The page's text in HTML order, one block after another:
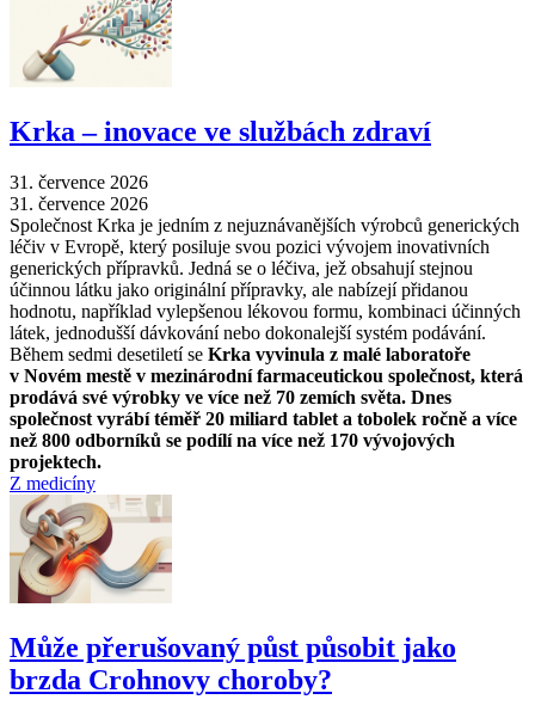
Krka –⁠ inovace ve službách zdraví
31. července 2026
31. července 2026
Společnost Krka je jedním z nejuznávanějších výrobců generických
léčiv v Evropě, který posiluje svou pozici vývojem inovativních
generických přípravků. Jedná se o léčiva, jež obsahují stejnou
účinnou látku jako originální přípravky, ale nabízejí přidanou
hodnotu, například vylepšenou lékovou formu, kombinaci účinných
látek, jednodušší dávkování nebo dokonalejší systém podávání.
Během sedmi desetiletí se Krka vyvinula z malé laboratoře
v Novém mestě v mezinárodní farmaceutickou společnost, která
prodává své výrobky ve více než 70 zemích světa. Dnes
společnost vyrábí téměř 20 miliard tablet a tobolek ročně a více
než 800 odborníků se podílí na více než 170 vývojových
projektech.
Z medicíny
Může přerušovaný půst působit jako
brzda Crohnovy choroby?